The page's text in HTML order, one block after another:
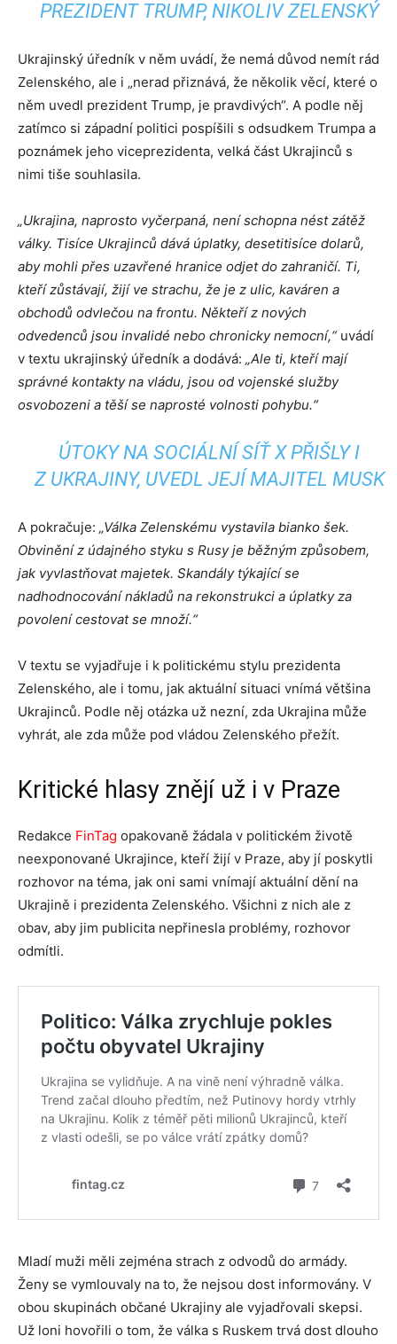
PREZIDENT TRUMP, NIKOLIV ZELENSKÝ
Ukrajinský úředník v něm uvádí, že nemá důvod nemít rád
Zelenského, ale i „nerad přiznává, že několik věcí, které o
něm uvedl prezident Trump, je pravdivých“. A podle něj
zatímco si západní politici pospíšili s odsudkem Trumpa a
poznámek jeho viceprezidenta, velká část Ukrajinců s
nimi tiše souhlasila.
„Ukrajina, naprosto vyčerpaná, není schopna nést zátěž
války. Tisíce Ukrajinců dává úplatky, desetitisíce dolarů,
aby mohli přes uzavřené hranice odjet do zahraničí. Ti,
kteří zůstávají, žijí ve strachu, že je z ulic, kaváren a
obchodů odvlečou na frontu. Někteří z nových
odvedenců jsou invalidé nebo chronicky nemocní,“uvádí
v textu ukrajinský úředník a dodává: „Ale ti, kteří mají
správné kontakty na vládu, jsou od vojenské služby
osvobozeni a těší se naprosté volnosti pohybu.“
ÚTOKY NA SOCIÁLNÍ SÍŤ X PŘIŠLY I
Z UKRAJINY, UVEDL JEJÍ MAJITEL MUSK
A pokračuje: „Válka Zelenskému vystavila bianko šek.
Obvinění z údajného styku s Rusy je běžným způsobem,
jak vyvlastňovat majetek. Skandály týkající se
nadhodnocování nákladů na rekonstrukci a úplatky za
povolení cestovat se množí.“
V textu se vyjadřuje i k politickému stylu prezidenta
Zelenského, ale i tomu, jak aktuální situaci vnímá většina
Ukrajinců. Podle něj otázka už nezní, zda Ukrajina může
vyhrát, ale zda může pod vládou Zelenského přežít.
Kritické hlasy znějí už i v Praze
Redakce FinTag opakovaně žádala v politickém životě
neexponované Ukrajince, kteří žijí v Praze, aby jí poskytli
rozhovor na téma, jak oni sami vnímají aktuální dění na
Ukrajině i prezidenta Zelenského. Všichni z nich ale z
obav, aby jim publicita nepřinesla problémy, rozhovor
odmítli.
Mladí muži měli zejména strach z odvodů do armády.
Ženy se vymlouvaly na to, že nejsou dost informovány. V
obou skupinách občané Ukrajiny ale vyjadřovali skepsi.
Už loni hovořili o tom, že válka s Ruskem trvá dost dlouho